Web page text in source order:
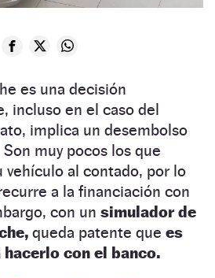
es una decisión
incluso en el caso del
implica un desembolso
muy pocos los que
vehículo al contado, por lo
a la financiación con
con un simulador de
queda patente que es
con el banco.